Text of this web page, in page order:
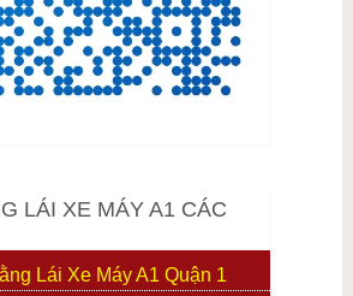
LÁI XE MÁY A1 CÁC
Lái Xe Máy A1 Quận 1